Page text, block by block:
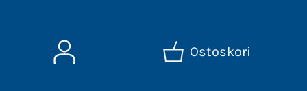
Ostoskori